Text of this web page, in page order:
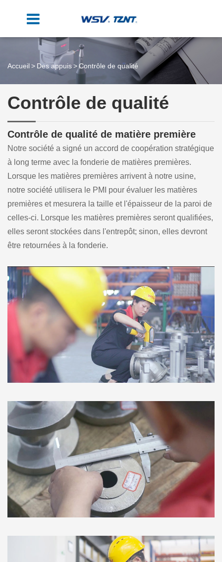
Accueil Des appuis Contrôle de qualité
Contrôle de qualité
Contrôle de qualité de matière première
Notre société a signé un accord de coopération stratégique
à long terme avec la fonderie de matières premières.
Lorsque les matières premières arrivent à notre usine,
notre société utilisera le PMI pour évaluer les matières
premières et mesurera la taille et l'épaisseur de la paroi de
celles-ci. Lorsque les matières premières seront qualifiées,
elles seront stockées dans l'entrepôt; sinon, elles devront
être retournées à la fonderie.